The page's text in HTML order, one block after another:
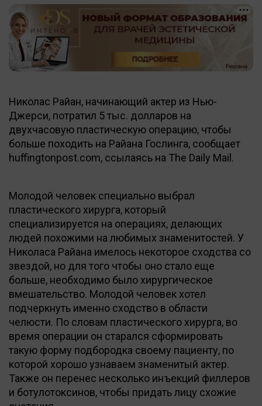
Николас Райан, начинающий актер из Нью-
Джерси, потратил 5 тыс. долларов на
двухчасовую пластическую операцию, чтобы
больше походить на Райана Гослинга, сообщает
huffingtonpost.com, ссылаясь на The Daily Mail.
Молодой человек специально выбрал
пластического хирурга, который
специализируется на операциях, делающих
людей похожими на любимых знаменитостей. У
Николаса Райана имелось некоторое сходства со
звездой, но для того чтобы оно стало еще
больше, необходимо было хирургическое
вмешательство. Молодой человек хотел
подчеркнуть именно сходство в области
челюсти. По словам пластического хирурга, во
время операции он старался сформировать
такую форму подбородка своему пациенту, по
которой хорошо узнаваем знаменитый актер.
Также он перенес несколько инъекций филлеров
и ботулотоксинов, чтобы придать лицу схожие